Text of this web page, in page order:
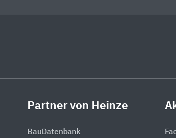
Partner von Heinze
BauDatenbank